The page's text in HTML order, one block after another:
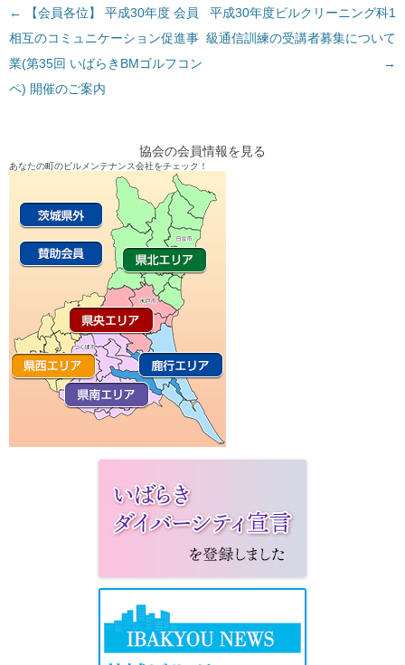
投
稿
ナ
ビ
シ
←
【会員各位】 平成30年度 会員
相互のコミュニケーション促進事
業(第35回 いばらきBMゴルフコン
ペ) 開催のご案内
平成30年度ビルクリーニング科1
級通信訓練の受講者募集について
→
協会の会員情報を見る
あなたの町のビルメンテナンス会社をチェック！